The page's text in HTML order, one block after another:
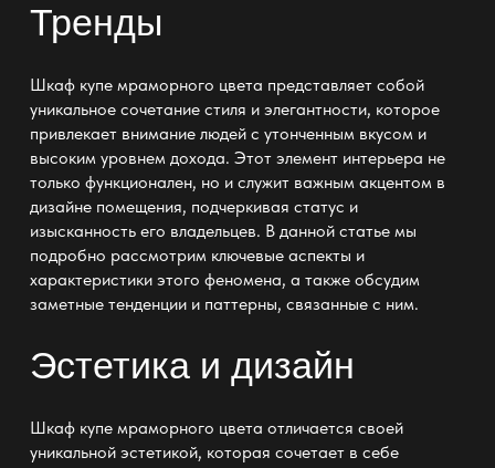
Тренды
Шкаф купе мраморного цвета представляет собой
уникальное сочетание стиля и элегантности, которое
привлекает внимание людей с утонченным вкусом и
высоким уровнем дохода. Этот элемент интерьера не
только функционален, но и служит важным акцентом в
дизайне помещения, подчеркивая статус и
изысканность его владельцев. В данной статье мы
подробно рассмотрим ключевые аспекты и
характеристики этого феномена, а также обсудим
заметные тенденции и паттерны, связанные с ним.
Эстетика и дизайн
Шкаф купе мраморного цвета отличается своей
уникальной эстетикой, которая сочетает в себе